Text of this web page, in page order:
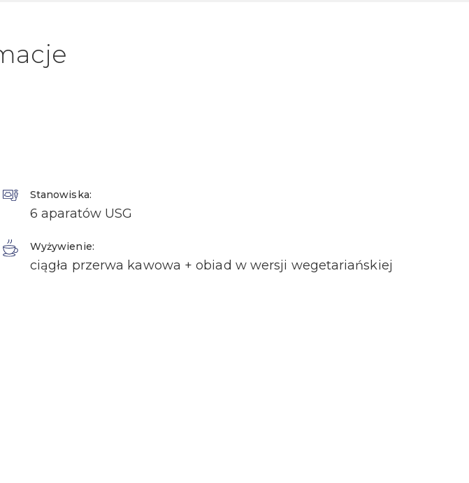
Stanowiska:
6 aparatów USG
Wyżywienie:
ciągła przerwa kawowa + obiad w wersji wegetariańskiej